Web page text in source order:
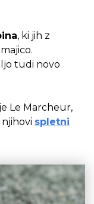
, ki jih z
tudi novo
Le Marcheur,
spletni